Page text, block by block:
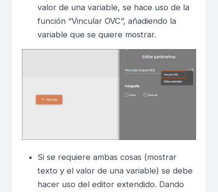
valor de una variable, se hace uso de la
función “Vincular OVC”, añadiendo la
variable que se quiere mostrar.
Si se requiere ambas cosas (mostrar
texto y el valor de una variable) se debe
hacer uso del editor extendido. Dando